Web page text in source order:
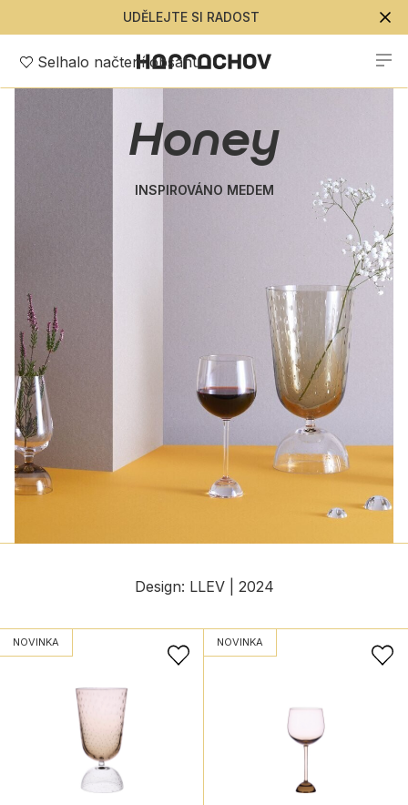
UDĚLEJTE SI RADOST
Selhalo načtení obsahu
Honey
INSPIROVÁNO MEDEM
Design: LLEV | 2024
NOVINKA NOVINKA